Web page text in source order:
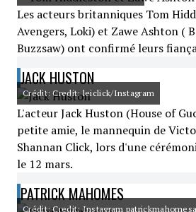
Les acteurs britanniques Tom
Avengers, Loki) et Zawe Ashton (
Buzzsaw) ont confirmé leurs
JACK HUSTON
Crédit: Credit: leiclick/Instagram
L'acteur Jack Huston (House of
petite amie, le mannequin de
Shannan Click, lors d'une
le 12 mars.
PATRICK MAHOMES
Crédit: Credit: Instagram